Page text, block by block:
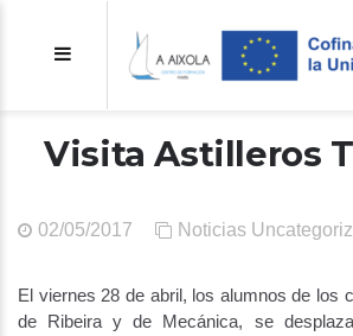
Visita Astilleros
02/05/2017 Noticias
El viernes 28 de abril, los alumnos de los
de Ribeira y de Mecánica, se